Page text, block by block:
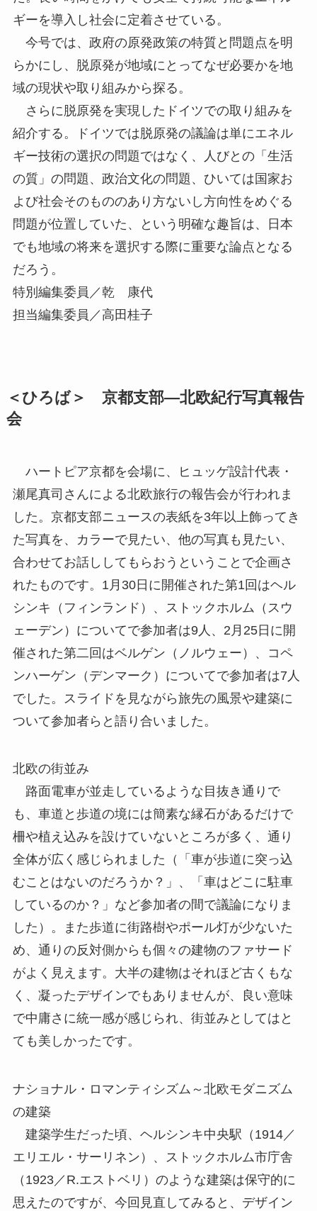
ギーを導入し社会に定着させている。
今号では、政府の原発政策の特質と問題点を明
らかにし、脱原発が地域にとってなぜ必要かを地
域の現状や取り組みから探る。
さらに脱原発を実現したドイツでの取り組みを
紹介する。ドイツでは脱原発の議論は単にエネル
ギー技術の選択の問題ではなく、人びとの「生活
の質」の問題、政治文化の問題、ひいては国家お
よび社会そのもののあり方ないし方向性をめぐる
問題が位置していた、という明確な趣旨は、日本
でも地域の将来を選択する際に重要な論点となる
だろう。
特別編集委員／乾 康代
担当編集委員／高田桂子
＜ひろば＞ 京都支部―北欧紀行写真報告
会
ハートピア京都を会場に、ヒュッゲ設計代表・
瀬尾真司さんによる北欧旅行の報告会が行われま
した。京都支部ニュースの表紙を3年以上飾ってき
た写真を、カラーで見たい、他の写真も見たい、
合わせてお話ししてもらおうということで企画さ
れたものです。1月30日に開催された第1回はヘル
シンキ（フィンランド）、ストックホルム（スウ
ェーデン）についてで参加者は9人、2月25日に開
催された第二回はベルゲン（ノルウェー）、コペ
ンハーゲン（デンマーク）についてで参加者は7人
でした。スライドを見ながら旅先の風景や建築に
ついて参加者らと語り合いました。
北欧の街並み
路面電車が並走しているような目抜き通りで
も、車道と歩道の境には簡素な縁石があるだけで
柵や植え込みを設けていないところが多く、通り
全体が広く感じられました（「車が歩道に突っ込
むことはないのだろうか？」、「車はどこに駐車
しているのか？」など参加者の間で議論になりま
した）。また歩道に街路樹やポール灯が少ないた
め、通りの反対側からも個々の建物のファサード
がよく見えます。大半の建物はそれほど古くもな
く、凝ったデザインでもありませんが、良い意味
で中庸さに統一感が感じられ、街並みとしてはと
ても美しかったです。
ナショナル・ロマンティシズム～北欧モダニズム
の建築
建築学生だった頃、ヘルシンキ中央駅（1914／
エリエル・サーリネン）、ストックホルム市庁舎
（1923／R.エストベリ）のような建築は保守的に
思えたのですが、今回見直してみると、デザイン